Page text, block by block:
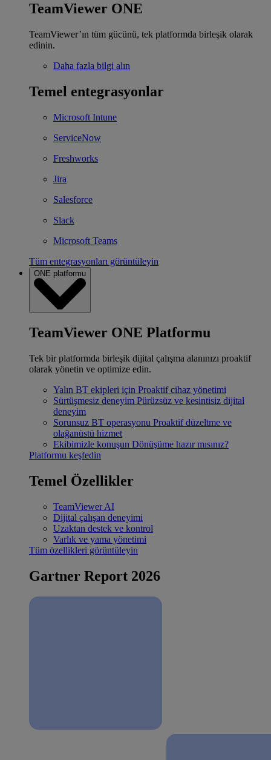
TeamViewer ONE
TeamViewer’ın tüm gücünü, tek platformda birleşik olarak
edinin.
Daha fazla bilgi alın
Temel entegrasyonlar
Microsoft Intune
ServiceNow
Freshworks
Jira
Salesforce
Slack
Microsoft Teams
Tüm entegrasyonları görüntüleyin
ONE platformu
TeamViewer ONE Platformu
Tek bir platformda birleşik dijital çalışma alanınızı proaktif
olarak yönetin ve optimize edin.
Yalın BT ekipleri için Proaktif cihaz yönetimi
Sürtüşmesiz deneyim Pürüzsüz ve kesintisiz dijital
deneyim
Sorunsuz BT operasyonu Proaktif düzeltme ve
olağanüstü hizmet
Ekibimizle konuşun Dönüşüme hazır mısınız?
Platformu keşfedin
Temel Özellikler
TeamViewer AI
Dijital çalışan deneyimi
Uzaktan destek ve kontrol
Varlık ve yama yönetimi
Tüm özellikleri görüntüleyin
Gartner Report 2026